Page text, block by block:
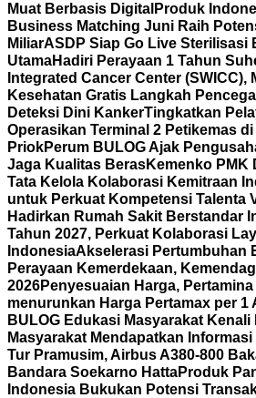
Muat Berbasis Digital Produk
Business Matching Juni Raih
MiliarASDP Siap Go Live Sterilisasi
UtamaHadiri Perayaan 1 Tahun
Integrated Cancer Center (SWICC),
Kesehatan Gratis Langkah
Deteksi Dini KankerTingkatkan
Operasikan Terminal 2 Petikemas
PriokPerum BULOG Ajak
Jaga Kualitas BerasKemenko PMK
Tata Kelola Kolaborasi Kemitraan
untuk Perkuat Kompetensi Talenta
Hadirkan Rumah Sakit Berstandar
Tahun 2027, Perkuat Kolaborasi
IndonesiaAkselerasi Pertumbuhan
Perayaan Kemerdekaan,
2026Penyesuaian Harga,
menurunkan Harga Pertamax per 1
BULOG Edukasi Masyarakat
Masyarakat Mendapatkan Informasi
Tur Pramusim, Airbus A380-800
Bandara Soekarno HattaProduk
Indonesia Bukukan Potensi